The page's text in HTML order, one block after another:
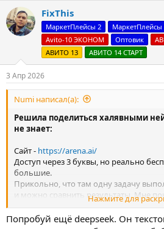
к
ц
и
FixThis
МаркетПлейсы 2 МаркетПлейсы
Avito-10 ЭКОНОМ
Оптовик
АВИТО 13
АВИТО 14 СТАРТ
3 Апр 2026
Numi написал(а):
Решила поделиться халявными
не знает:
Сайт - https://arena.ai/
Доступ через 3 буквы, но реально
большие.
Прикольно, что там одну задачу
и можно сравнить результаты. Мне
пока все потестить - постареешь и
Нажмите для
Попробуй ещё deepseek. Он